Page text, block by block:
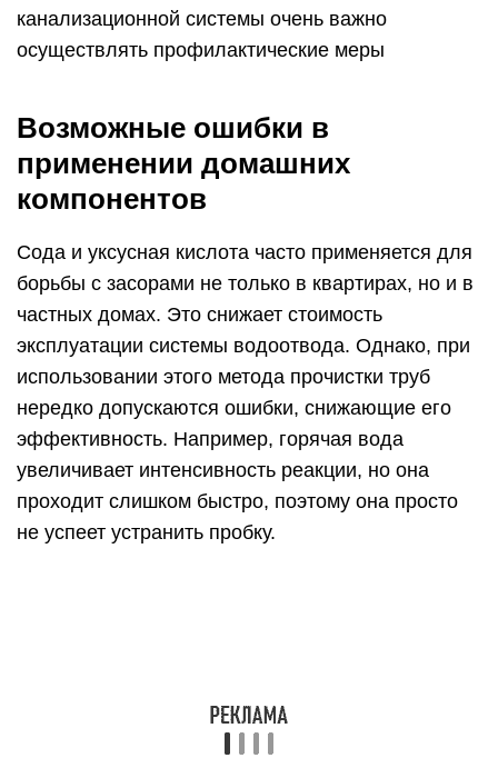
канализационной системы очень важно
осуществлять профилактические меры
Возможные ошибки в
применении домашних
компонентов
Сода и уксусная кислота часто применяется для
борьбы с засорами не только в квартирах, но и в
частных домах. Это снижает стоимость
эксплуатации системы водоотвода. Однако, при
использовании этого метода прочистки труб
нередко допускаются ошибки, снижающие его
эффективность. Например, горячая вода
увеличивает интенсивность реакции, но она
проходит слишком быстро, поэтому она просто
не успеет устранить пробку.
бурная, поэтому она может вытолкнуть пробку
или кусок ткани. Чтобы этого не произошло,